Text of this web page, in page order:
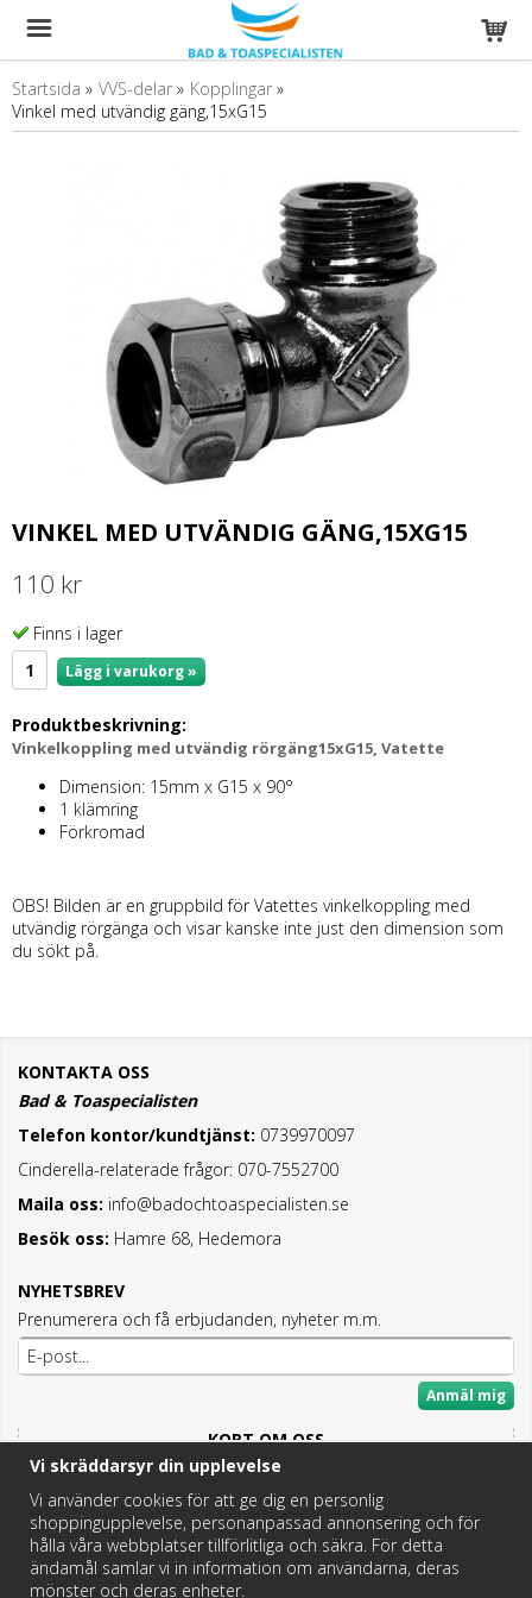
Startsida » VVS-delar » Kopplingar »
Vinkel med utvändig gäng,15xG15
VINKEL MED UTVÄNDIG GÄNG,15XG15
110 kr
Finns i lager
Lägg i varukorg »
Produktbeskrivning:
Vinkelkoppling med utvändig rörgäng15xG15, Vatette
Dimension: 15mm x G15 x 90°
1 klämring
Förkromad
OBS! Bilden är en gruppbild för Vatettes vinkelkoppling med
utvändig rörgänga och visar kanske inte just den dimension som
du sökt på.
KONTAKTA OSS
Bad & Toaspecialisten
Telefon kontor/kundtjänst: 0739970097
Cinderella-relaterade frågor: 070-7552700
Maila oss: info@badochtoaspecialisten.se
Besök oss: Hamre 68, Hedemora
NYHETSBREV
Prenumerera och få erbjudanden, nyheter m.m.
Anmäl mig
KORT OM OSS
Här hittar du det bästa och mesta inom Badrum,
Fritidstoaletter och VVS.
Butik i Hedemora.
Vi hjälper dig hitta rätt reservdel!
Vi skräddarsyr din upplevelse
Vi använder cookies för att ge dig en personlig
shoppingupplevelse, personanpassad annonsering och för
hålla våra webbplatser tillförlitliga och säkra. För detta
ändamål samlar vi in information om användarna, deras
mönster och deras enheter.